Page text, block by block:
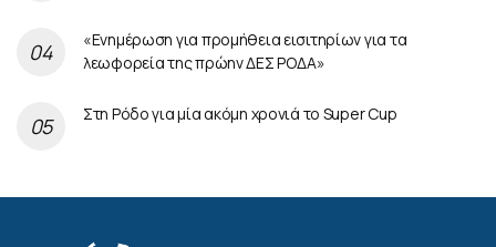
«Ενημέρωση για προμήθεια εισιτηρίων για τα
λεωφορεία της πρώην ΔΕΣ ΡΟΔΑ»
Στη Ρόδο για μία ακόμη χρονιά το Super Cup